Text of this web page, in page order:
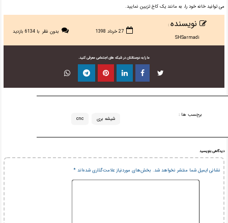
می توانید خانه خود را، به مانند یک کاخ تزیین نمایید.
نویسنده:
SHSarmadi
27 خرداد 1398 بدون نظر با 6134 بازدید
ما را به دوستانتان در شبکه های اجتماعی معرفی کنید.
برچسب ها :
cnc شیشه بری
دیدگاهی بنویسید
نشانی ایمیل شما منتشر نخواهد شد. بخش‌های موردنیاز علامت‌گذاری شده‌اند*